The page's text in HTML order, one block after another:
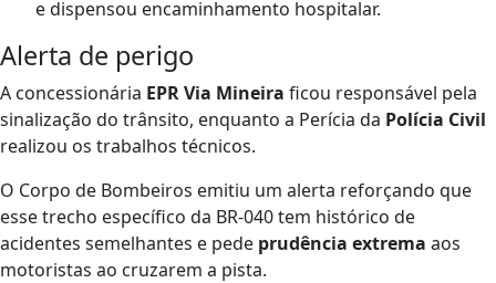
e dispensou encaminhamento hospitalar.
Alerta de perigo
A concessionária EPR Via Mineira ficou responsável pela
sinalização do trânsito, enquanto a Perícia da Polícia Civil
realizou os trabalhos técnicos.
O Corpo de Bombeiros emitiu um alerta reforçando que
esse trecho específico da BR-040 tem histórico de
acidentes semelhantes e pede prudência extrema aos
motoristas ao cruzarem a pista.